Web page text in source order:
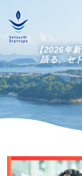
【2026年
語る、セ